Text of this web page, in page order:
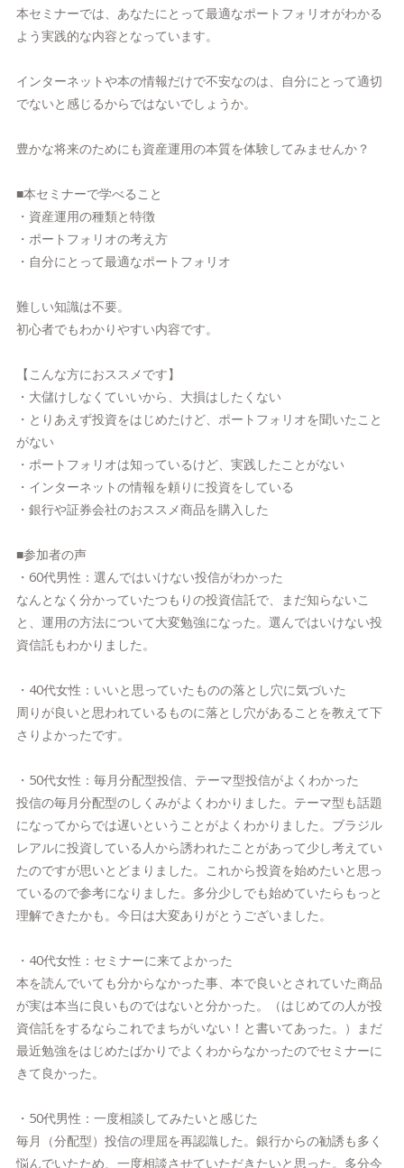
本セミナーでは、あなたにとって最適なポートフォリオがわかる
よう実践的な内容となっています。
インターネットや本の情報だけで不安なのは、自分にとって適切
でないと感じるからではないでしょうか。
豊かな将来のためにも資産運用の本質を体験してみませんか？
■本セミナーで学べること
・資産運用の種類と特徴
・ポートフォリオの考え方
・自分にとって最適なポートフォリオ
難しい知識は不要。
初心者でもわかりやすい内容です。
【こんな方におススメです】
・大儲けしなくていいから、大損はしたくない
・とりあえず投資をはじめたけど、ポートフォリオを聞いたこと
がない
・ポートフォリオは知っているけど、実践したことがない
・インターネットの情報を頼りに投資をしている
・銀行や証券会社のおススメ商品を購入した
■参加者の声
・60代男性：選んではいけない投信がわかった
なんとなく分かっていたつもりの投資信託で、まだ知らないこ
と、運用の方法について大変勉強になった。選んではいけない投
資信託もわかりました。
・40代女性：いいと思っていたものの落とし穴に気づいた
周りが良いと思われているものに落とし穴があることを教えて下
さりよかったです。
・50代女性：毎月分配型投信、テーマ型投信がよくわかった
投信の毎月分配型のしくみがよくわかりました。テーマ型も話題
になってからでは遅いということがよくわかりました。ブラジル
レアルに投資している人から誘われたことがあって少し考えてい
たのですが思いとどまりました。これから投資を始めたいと思っ
ているので参考になりました。多分少しでも始めていたらもっと
理解できたかも。今日は大変ありがとうございました。
・40代女性：セミナーに来てよかった
本を読んでいても分からなかった事、本で良いとされていた商品
が実は本当に良いものではないと分かった。（はじめての人が投
資信託をするならこれでまちがいない！と書いてあった。）まだ
最近勉強をはじめたばかりでよくわからなかったのでセミナーに
きて良かった。
・50代男性：一度相談してみたいと感じた
毎月（分配型）投信の理屈を再認識した。銀行からの勧誘も多く
悩んでいたため、一度相談させていただきたいと思った。多分今